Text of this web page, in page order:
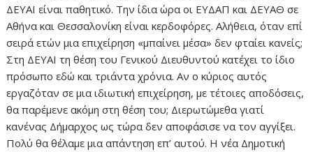
ΔΕΥΑΙ είναι παθητικό. Την ίδια ώρα οι ΕΥΔΑΠ και ΔΕΥΑΘ σε
Αθήνα και Θεσσαλονίκη είναι κερδοφόρες. Αλήθεια, όταν επί
σειρά ετών μια επιχείρηση «μπαίνει μέσα» δεν φταίει κανείς;
Στη ΔΕΥΑΙ τη θέση του Γενικού Διευθυντού κατέχει το ίδιο
πρόσωπο εδώ και τριάντα χρόνια. Αν ο κύριος αυτός
εργαζόταν σε μια ιδιωτική επιχείρηση, με τέτοιες αποδόσεις,
θα παρέμενε ακόμη στη θέση του; Διερωτώμεθα γιατί
κανένας Δήμαρχος ως τώρα δεν αποφάσισε να τον αγγίξει.
Πολύ θα θέλαμε μια απάντηση επ’ αυτού. Η νέα Δημοτική